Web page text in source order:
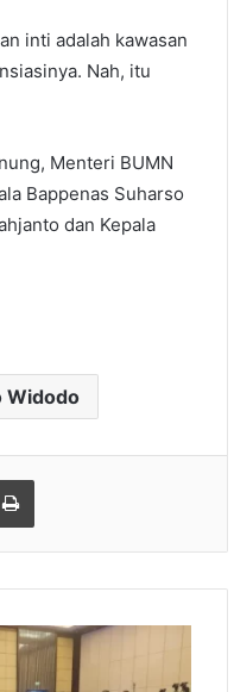
inti adalah kawasan
Nah, itu
Menteri BUMN
Bappenas Suharso
dan Kepala
Widodo